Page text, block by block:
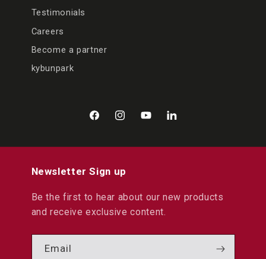
Testimonials
Careers
Become a partner
kybunpark
FacebookInstagramYouTubeLinkedIn
Newsletter Sign up
Be the first to hear about our new products
and receive exclusive content.
Email